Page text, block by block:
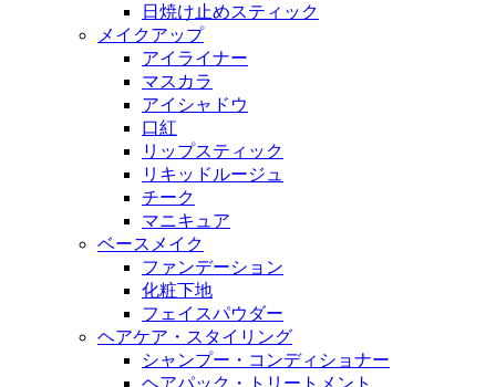
日焼け止めスティック
メイクアップ
アイライナー
マスカラ
アイシャドウ
口紅
リップスティック
リキッドルージュ
チーク
マニキュア
ベースメイク
ファンデーション
化粧下地
フェイスパウダー
ヘアケア・スタイリング
シャンプー・コンディショナー
ヘアパック・トリートメント